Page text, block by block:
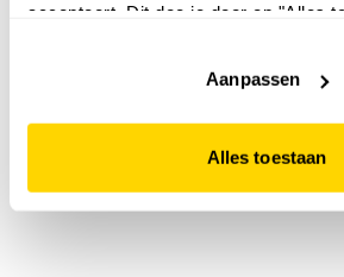
accepteert. Dit doe je door op "Alles
website niet optimaal functioneert.
Aanpassen
Alles toestaan